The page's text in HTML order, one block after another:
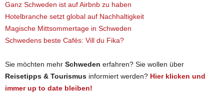
Ganz Schweden ist auf Airbnb zu haben
Hotelbranche setzt global auf Nachhaltigkeit
Magische Mittsommertage in Schweden
Schwedens beste Cafés: Vill du Fika?
Sie möchten mehr Schweden erfahren? Sie wollen über
Reisetipps & Tourismus informiert werden? Hier klicken und
immer up to date bleiben!